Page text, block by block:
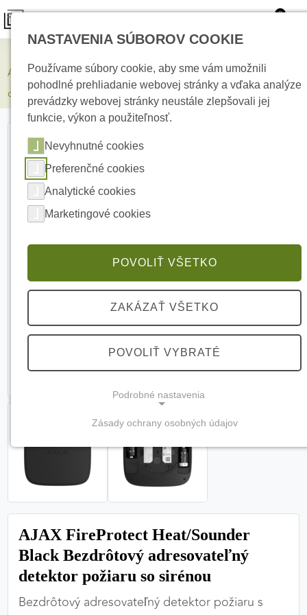
0
AJAX FireProtect Heat/Sounder Black Bezdrôtový adresovateľný
detektor požiaru so sirénou
AJAX FireProtect Heat/Sounder
Black Bezdrôtový adresovateľný
detektor požiaru so sirénou
Bezdrôtový adresovateľný detektor požiaru s
NASTAVENIA SÚBOROV COOKIE
Používame súbory cookie, aby sme vám umožnili
pohodlné prehliadanie webovej stránky a vďaka analýze
prevádzky webovej stránky neustále zlepšovali jej
funkcie, výkon a použiteľnosť.
Nevyhnutné cookies
Preferenčné cookies
Analytické cookies
Marketingové cookies
POVOLIŤ VŠETKO
ZAKÁZAŤ VŠETKO
POVOLIŤ VYBRATÉ
Podrobné nastavenia
(vždy aktívne, nemožno vypnúť)
Tieto cookies sú potrebné na správne fungovanie
webovej stránky a bez nich by nebolo možné
zabezpečiť jej plnú funkčnosť.
Nevyhnutné cookies
PREFERENČNÉ COOKIES
Zásady ochrany osobných údajov